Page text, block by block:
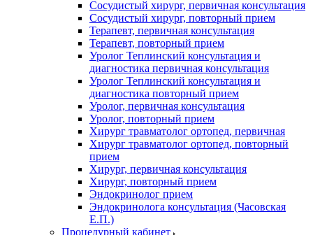
Сосудистый хирург, первичная консультация
Сосудистый хирург, повторный прием
Терапевт, первичная консультация
Терапевт, повторный прием
Уролог Теплинский консультация и
диагностика первичная консультация
Уролог Теплинский консультация и
диагностика повторный прием
Уролог, первичная консультация
Уролог, повторный прием
Хирург травматолог ортопед, первичная
Хирург травматолог ортопед, повторный
прием
Хирург, первичная консультация
Хирург, повторный прием
Эндокринолог прием
Эндокринолога консультация (Часовская
Е.П.)
Процедурный кабинет